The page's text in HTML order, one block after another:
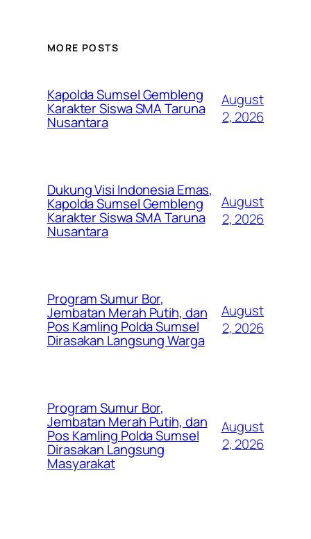
MORE POSTS
Kapolda Sumsel Gembleng
Karakter Siswa SMA Taruna
Nusantara
August
2, 2026
Dukung Visi Indonesia Emas,
Kapolda Sumsel Gembleng
Karakter Siswa SMA Taruna
Nusantara
August
2, 2026
Program Sumur Bor,
Jembatan Merah Putih, dan
Pos Kamling Polda Sumsel
Dirasakan Langsung Warga
August
2, 2026
Program Sumur Bor,
Jembatan Merah Putih, dan
Pos Kamling Polda Sumsel
Dirasakan Langsung
Masyarakat
August
2, 2026